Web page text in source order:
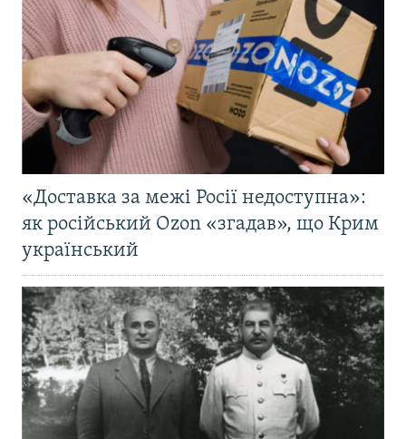
«Доставка за межі Росії недоступна»:
як російський Ozon «згадав», що Крим
український